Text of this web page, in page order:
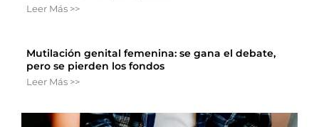
Leer Más >>
Mutilación genital femenina: se gana el debate,
pero se pierden los fondos
Leer Más >>